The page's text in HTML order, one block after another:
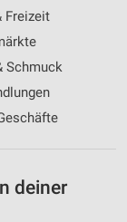
Freizeit
Schmuck
deiner